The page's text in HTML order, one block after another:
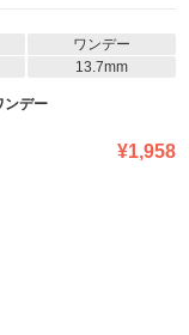
ワンデー
13.7mm
ンデー
¥1,958